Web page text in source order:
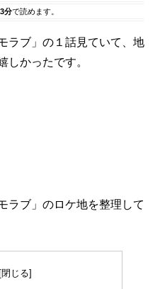
分で読めます。
ラブ」の１話見ていて、地
しかったです。
ラブ」のロケ地を整理して